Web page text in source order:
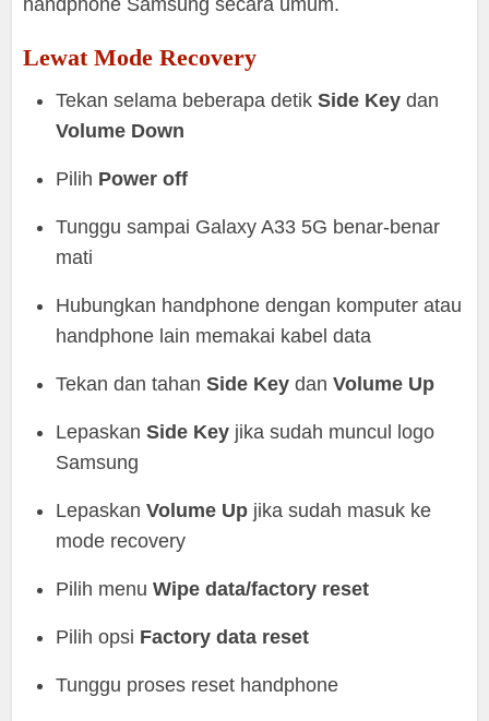
handphone Samsung secara umum.
Lewat Mode Recovery
Tekan selama beberapa detikSide Key dan
Volume Down
Pilih Power off
Tunggu sampai Galaxy A33 5G benar-benar
mati
Hubungkan handphone dengan komputer atau
handphone lain memakai kabel data
Tekan dan tahanSide Key danVolume Up
LepaskanSide Key jika sudah muncul logo
Samsung
LepaskanVolume Up jika sudah masuk ke
mode recovery
Pilih menuWipe data/factory reset
Pilih opsi Factory data reset
Tunggu proses reset handphone